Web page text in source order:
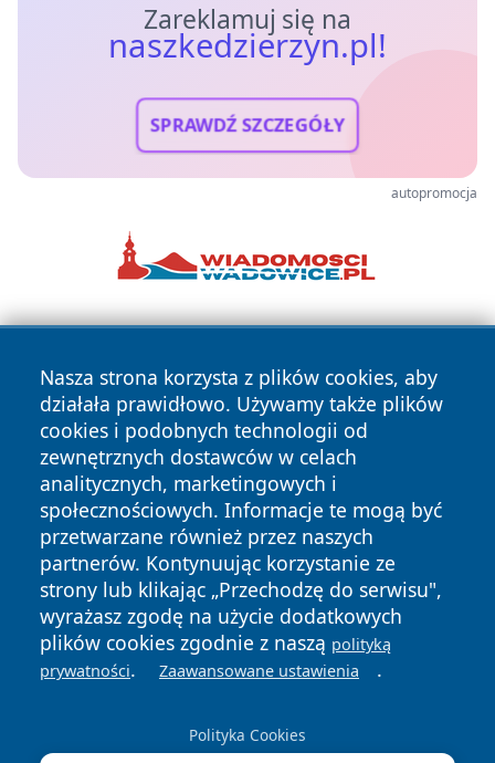
Zareklamuj się na
naszkedzierzyn.pl!
SPRAWDŹ SZCZEGÓŁY
autopromocja
Nasza strona korzysta z plików cookies, aby
działała prawidłowo. Używamy także plików
cookies i podobnych technologii od
zewnętrznych dostawców w celach
analitycznych, marketingowych i
społecznościowych. Informacje te mogą być
przetwarzane również przez naszych
partnerów. Kontynuując korzystanie ze
strony lub klikając „Przechodzę do serwisu",
wyrażasz zgodę na użycie dodatkowych
plików cookies zgodnie z naszą polityką
prywatności. Zaawansowane ustawienia .
Polityka Cookies
Copyright © 2026 naszkedzierzyn.pl Wszystkie prawa
zastrzeżone.
News Autorzy
Polityka
Prywatności
Polityka
Cookies